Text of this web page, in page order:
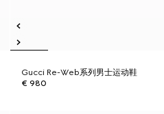
Gucci Re-Web系列男士运动鞋
€ 980